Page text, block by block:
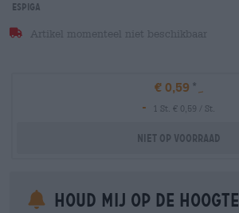
Espiga
Artikel momenteel niet beschikbaar
€ 0,59
-
1 St. € 0,59 / St.
Niet op voorraad
Houd mij op de hoogte